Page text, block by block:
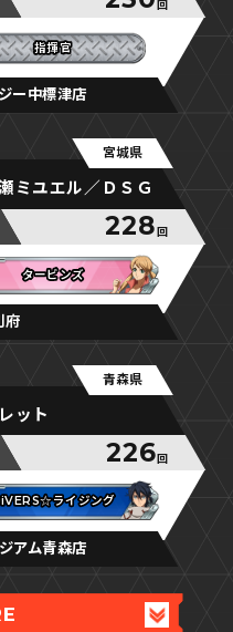
回
指揮官
指揮官
指揮官
ー中標津店
宮城県
ミユエル／ＤＳＧ
228 回
タービンズ
タービンズ
タービンズ
府
青森県
ット
226 回
ライジング
ライジング
ライジング
アム青森店